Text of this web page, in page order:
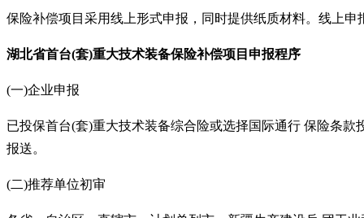
保险补偿项目采用线上形式申报，同时提供纸质材料。线上
湖北省首台(套)重大技术装备保险补偿项目申报程序
(一)企业申报
已投保首台(套)重大技术装备综合险或选择国际通行 保险条
报送。
(二)推荐单位初审